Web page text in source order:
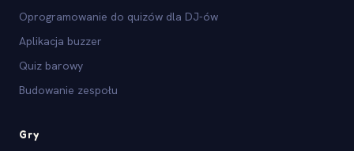
Oprogramowanie do quizów dla DJ-ów
Aplikacja buzzer
Quiz barowy
Budowanie zespołu
Gry